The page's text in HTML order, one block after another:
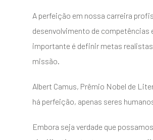
A perfeição em nossa carreira
desenvolvimento de competências
importante é definir metas
missão.
Albert Camus, Prêmio Nobel de
há perfeição, apenas seres
Embora seja verdade que